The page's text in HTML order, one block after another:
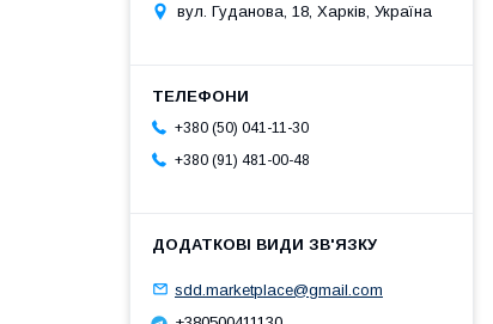
вул. Гуданова, 18, Харків, Україна
+380 (50) 041-11-30
+380 (91) 481-00-48
sdd.marketplace@gmail.com